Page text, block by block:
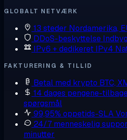
GLOBALT NETVÆRK
13 steder Nordamerika,
DDoS-beskyttelse
IPv6 + dedikeret IPv4
FAKTURERING & TILLID
Betal med krypto BTC,
14 dages pengene-
spørgsmål
99,95% oppetids-SLA
24/7 menneskelig
minutter